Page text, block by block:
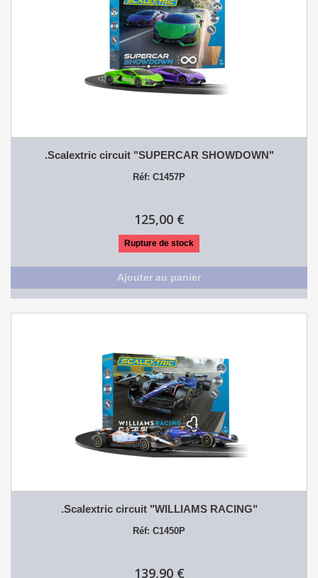
.Scalextric circuit "SUPERCAR SHOWDOWN"
Réf: C1457P
125,00 €
Rupture de stock
Ajouter au panier
.Scalextric circuit "WILLIAMS RACING"
Réf: C1450P
139,90 €